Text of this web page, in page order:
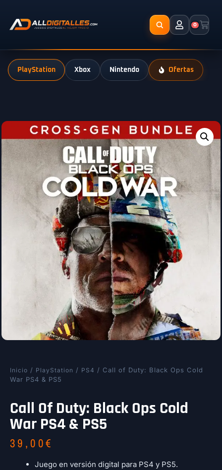
0
PlayStation Xbox Nintendo Ofertas
Inicio / PlayStation / PS4 / Call of Duty: Black Ops Cold
War PS4 & PS5
Call Of Duty: Black Ops Cold
War PS4 & PS5
39,00€
Juego en versión digital para PS4 y PS5.